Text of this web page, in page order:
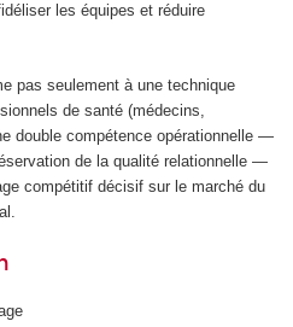
les équipes et réduire
pas seulement à une technique
de santé (médecins,
double compétence opérationnelle —
de la qualité relationnelle —
compétitif décisif sur le marché du